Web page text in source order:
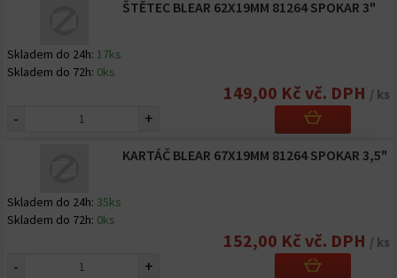
ŠTĚTEC BLEAR 62X19MM 81264 SPOKAR 3"
Skladem do 24h: 17ks
Skladem do 72h: 0ks
149,00 Kč vč. DPH / ks
- +
KARTÁČ BLEAR 67X19MM 81264 SPOKAR 3,5"
Skladem do 24h: 35ks
Skladem do 72h: 0ks
152,00 Kč vč. DPH / ks
- +